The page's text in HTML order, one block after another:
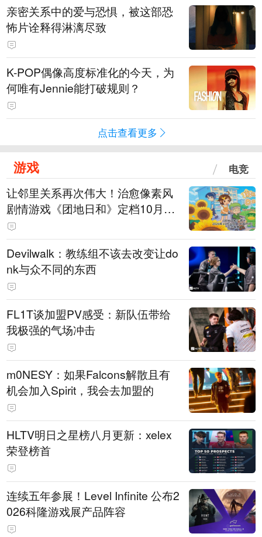
亲密关系中的爱与恐惧，被这部恐
怖片诠释得淋漓尽致
K-POP偶像高度标准化的今天，为
何唯有Jennie能打破规则？
点击查看更多
游戏 电竞
让邻里关系再次伟大！治愈像素风
剧情游戏《团地日和》定档10月30
日发售
Devilwalk：教练组不该去改变让do
nk与众不同的东西
FL1T谈加盟PV感受：新队伍带给
我极强的气场冲击
m0NESY：如果Falcons解散且有
机会加入Spirit，我会去加盟的
HLTV明日之星榜八月更新：xelex
荣登榜首
连续五年参展！Level Infinite 公布2
026科隆游戏展产品阵容